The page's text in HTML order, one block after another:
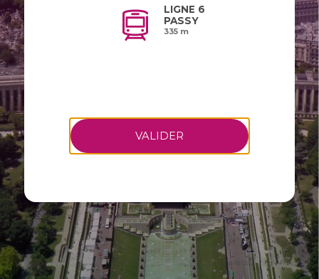
LIGNE 6
PASSY
335 m
VALIDER